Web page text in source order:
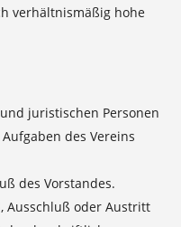
verhältnismäßig hohe
juristischen Personen
des Vereins
des Vorstandes.
Ausschluß oder Austritt